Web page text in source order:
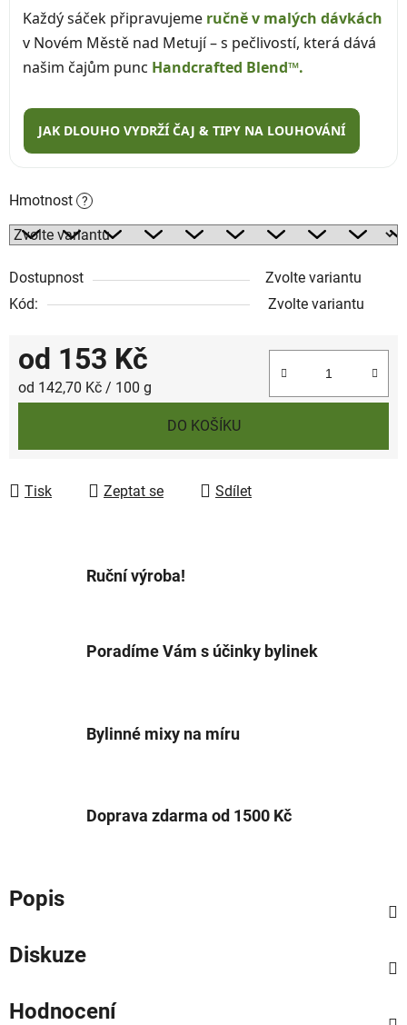
Každý sáček připravujeme ručně v malých dávkách
v Novém Městě nad Metují – s pečlivostí, která dává
našim čajům punc Handcrafted Blend™.
JAK DLOUHO VYDRŽÍ ČAJ & TIPY NA LOUHOVÁNÍ
Hmotnost ?
Dostupnost
Zvolte variantu
Kód:
Zvolte variantu
od 153 Kč
Měrná cena:
od 142,70 Kč / 100 g
DO KOŠÍKU
Tisk Zeptat se Sdílet
Ruční výroba!
Poradíme Vám s účinky bylinek
Bylinné mixy na míru
Doprava zdarma od 1500 Kč
Popis
Diskuze
Hodnocení